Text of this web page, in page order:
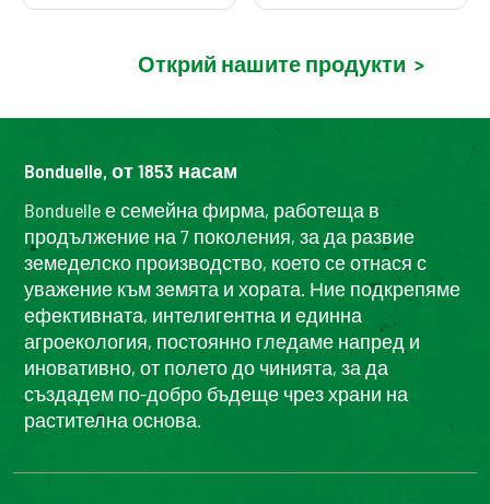
Открий нашите продукти >
Bonduelle, от 1853 насам
Bonduelle е семейна фирма, работеща в
продължение на 7 поколения, за да развие
земеделско производство, което се отнася с
уважение към земята и хората. Ние подкрепяме
ефективната, интелигентна и единна
агроекология, постоянно гледаме напред и
иновативно, от полето до чинията, за да
създадем по-добро бъдеще чрез храни на
растителна основа.